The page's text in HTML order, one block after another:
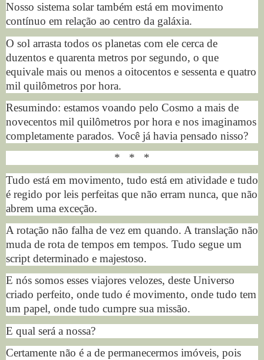
Nosso sistema solar também está em movimento
contínuo em relação ao centro da galáxia.
O sol arrasta todos os planetas com ele cerca de
duzentos e quarenta metros por segundo, o que
equivale mais ou menos a oitocentos e sessenta e quatro
mil quilômetros por hora.
Resumindo: estamos voando pelo Cosmo a mais de
novecentos mil quilômetros por hora e nos imaginamos
completamente parados. Você já havia pensado nisso?
*
*
*
Tudo está em movimento, tudo está em atividade e tudo
é regido por leis perfeitas que não erram nunca, que não
abrem uma exceção.
A rotação não falha de vez em quando. A translação não
muda de rota de tempos em tempos. Tudo segue um
script determinado e majestoso.
E nós somos esses viajores velozes, deste Universo
criado perfeito, onde tudo é movimento, onde tudo tem
um papel, onde tudo cumpre sua missão.
E qual será a nossa?
Certamente não é a de permanecermos imóveis, pois